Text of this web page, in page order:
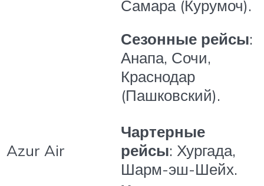
Самара (Курумоч).
Сезонные рейсы:
Анапа, Сочи,
Краснодар
(Пашковский).
Azur Air
Чартерные
рейсы: Хургада,
Шарм-эш-Шейх.